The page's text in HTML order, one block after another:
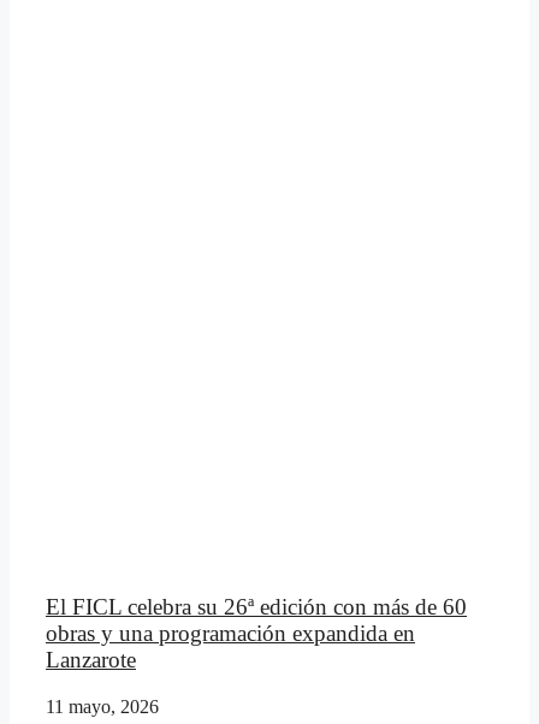
El FICL celebra su 26ª edición con más de 60
obras y una programación expandida en
Lanzarote
11 mayo, 2026